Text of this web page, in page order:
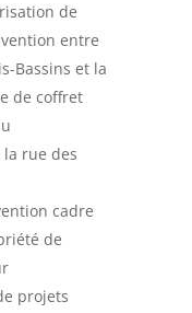
de
entre
Bassins et la
de coffret
rue des
cadre
de
projets